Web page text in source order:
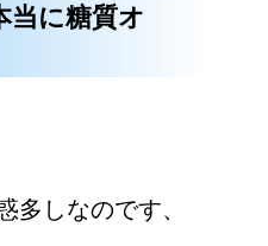
当に糖質オ
多しなのです、